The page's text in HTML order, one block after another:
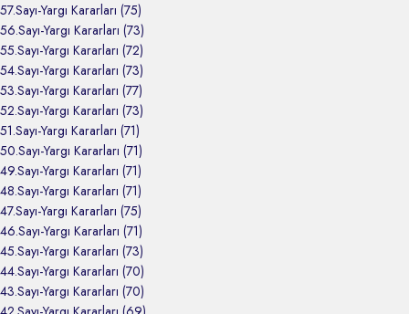
57.Sayı-Yargı Kararları (75)
56.Sayı-Yargı Kararları (73)
55.Sayı-Yargı Kararları (72)
54.Sayı-Yargı Kararları (73)
53.Sayı-Yargı Kararları (77)
52.Sayı-Yargı Kararları (73)
51.Sayı-Yargı Kararları (71)
50.Sayı-Yargı Kararları (71)
49.Sayı-Yargı Kararları (71)
48.Sayı-Yargı Kararları (71)
47.Sayı-Yargı Kararları (75)
46.Sayı-Yargı Kararları (71)
45.Sayı-Yargı Kararları (73)
44.Sayı-Yargı Kararları (70)
43.Sayı-Yargı Kararları (70)